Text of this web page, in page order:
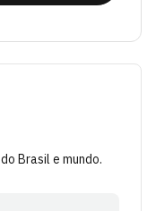
Brasil e mundo.